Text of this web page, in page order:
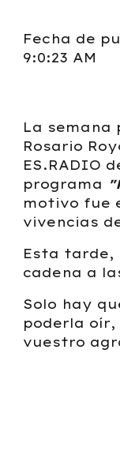
Fecha de
9:0:23 AM
La
Rosario
ES.RADIO
programa
motivo fue
vivencias
Esta tarde,
cadena a
Solo hay
poderla oír,
vuestro